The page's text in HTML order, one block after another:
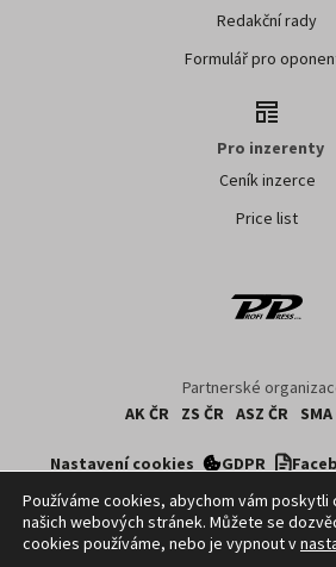
Redakční rady
Formulář pro
Pro inzerenty
Ceník inzerce
Price list
Partnerské
AK ČR
ZS ČR ASZ ČR SMA
Nastavení cookies GDPR
Copyright ©2026 ČTK. Profi Press, s.r.o. využívá
jejichž obsah je chráněn autorským
Používáme cookies, abychom vám poskytli
našich webových stránek. Můžete se
cookies používáme, nebo je vypnout v